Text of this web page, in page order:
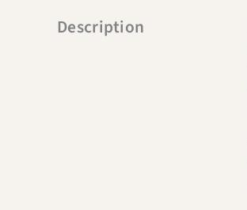
Description